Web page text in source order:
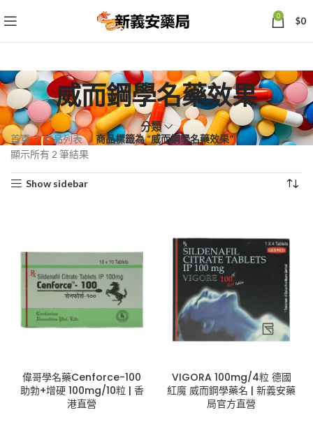
0 $0
威而鋼學名藥效果
分類
首頁 商品列表
商品標籤為 “威而鋼學名藥效果”
顯示所有 2 筆結果
Show sidebar
偉哥學名藥Cenforce-100
助勃+增硬 100mg/10粒 | 香
港直營
VIGORA 100mg/4粒 德國
紅魔 威而鋼學藥名 | 新義安藥
局官方直營